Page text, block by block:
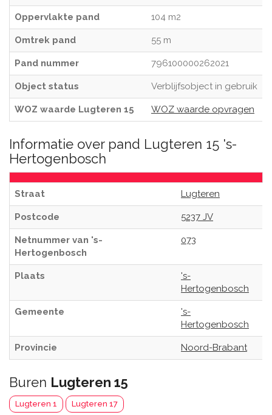
Oppervlakte pand 104 m2
Omtrek pand 55 m
Pand nummer 796100000262021
Object status Verblijfsobject in gebruik
WOZ waarde Lugteren 15 WOZ waarde opvragen
Informatie over pand Lugteren 15 's-
Hertogenbosch
Straat Lugteren
Postcode 5237 JV
Netnummer van 's-
Hertogenbosch
073
Plaats
's-
Hertogenbosch
Gemeente
's-
Hertogenbosch
Provincie Noord-Brabant
Buren Lugteren 15
Lugteren 1 Lugteren 17